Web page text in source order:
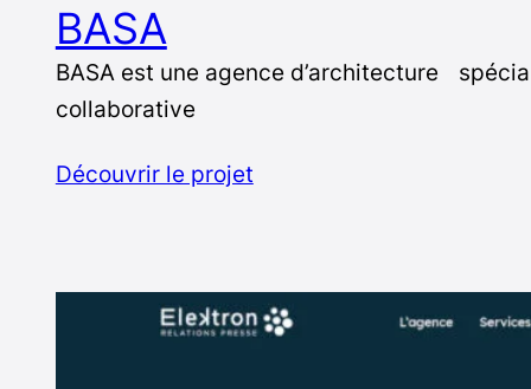
BASA
BASA est une agence d’architecture
collaborative
Découvrir le projet